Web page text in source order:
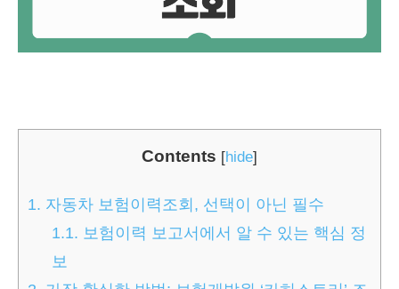
Contents [hide]
1. 자동차 보험이력조회, 선택이 아닌 필수
1.1. 보험이력 보고서에서 알 수 있는 핵심 정
보